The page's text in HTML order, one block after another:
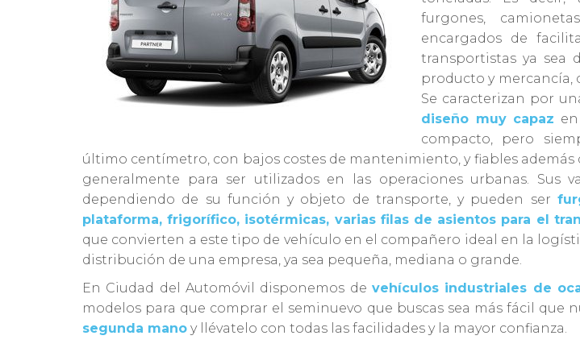
furgones,
encargados de
transportistas ya sea
producto y mercancía,
Se caracterizan por
diseño muy capaz
compacto, pero
último centímetro, con bajos costes de mantenimiento, y fiables además
generalmente para ser utilizados en las operaciones urbanas. Sus
dependiendo de su función y objeto de transporte, y pueden ser
plataforma, frigorífico, isotérmicas, varias filas de asientos para el
que convierten a este tipo de vehículo en el compañero ideal en la
distribución de una empresa, ya sea pequeña, mediana o grande.
En Ciudad del Automóvil disponemos de vehículos industriales de
modelos para que comprar el seminuevo que buscas sea más fácil que
segunda mano y llévatelo con todas las facilidades y la mayor confianza.